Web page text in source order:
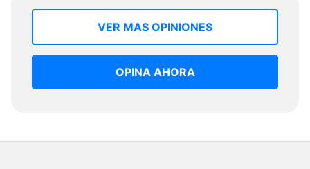
VER MAS OPINIONES
OPINA AHORA